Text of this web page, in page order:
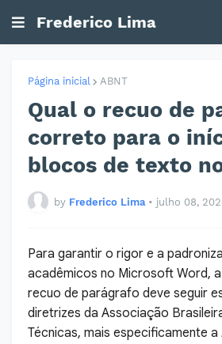
Frederico Lima
Página inicial ABNT
Qual o recuo de
correto para o
blocos de texto
by Frederico Lima • julho 08,
Para garantir o rigor e a
acadêmicos no Microsoft Word,
recuo de parágrafo deve seguir
diretrizes da Associação
Técnicas, mais especificamente a